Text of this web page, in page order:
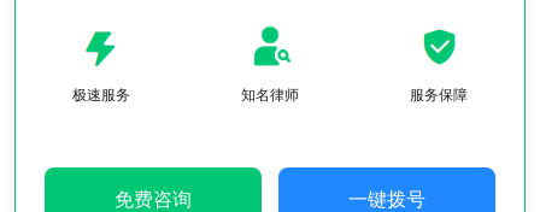
极速服务 知名律师 服务保障
免费咨询 一键拨号